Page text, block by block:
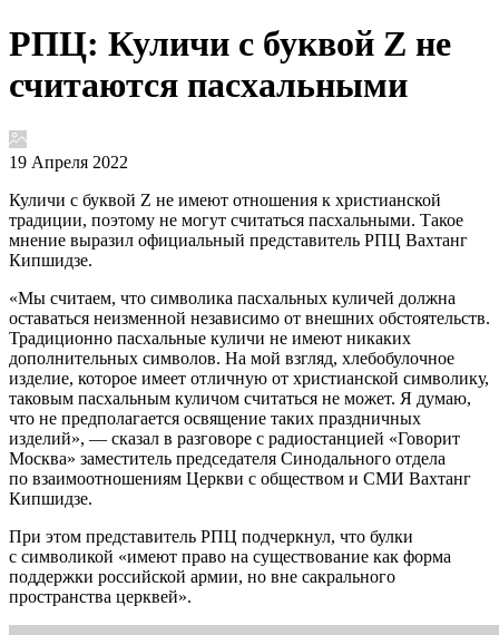
РПЦ: Куличи с буквой Z не
считаются пасхальными
19 Апреля 2022
Куличи с буквой Z не имеют отношения к христианской
традиции, поэтому не могут считаться пасхальными. Такое
мнение выразил официальный представитель РПЦ Вахтанг
Кипшидзе.
«Мы считаем, что символика пасхальных куличей должна
оставаться неизменной независимо от внешних обстоятельств.
Традиционно пасхальные куличи не имеют никаких
дополнительных символов. На мой взгляд, хлебобулочное
изделие, которое имеет отличную от христианской символику,
таковым пасхальным куличом считаться не может. Я думаю,
что не предполагается освящение таких праздничных
изделий», — сказал в разговоре с радиостанцией «Говорит
Москва» заместитель председателя Синодального отдела
по взаимоотношениям Церкви с обществом и СМИ Вахтанг
Кипшидзе.
При этом представитель РПЦ подчеркнул, что булки
с символикой «имеют право на существование как форма
поддержки российской армии, но вне сакрального
пространства церквей».